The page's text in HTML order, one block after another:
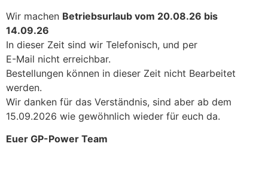
Wir machen Betriebsurlaub vom 20.08.26 bis
14.09.26
In dieser Zeit sind wir Telefonisch, und per
E-Mail nicht erreichbar.
Bestellungen können in dieser Zeit nicht Bearbeitet
werden.
Wir danken für das Verständnis, sind aber ab dem
15.09.2026 wie gewöhnlich wieder für euch da.
Euer GP-Power Team